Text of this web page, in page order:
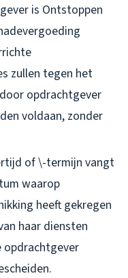
is Ontstoppen
zullen tegen het
opdrachtgever
voldaan, zonder
of \-termijn vangt
waarop
heeft gekregen
haar diensten
opdrachtgever